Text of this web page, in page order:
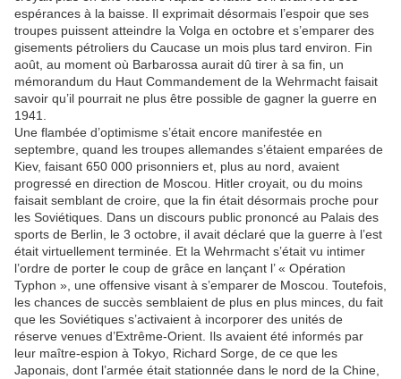
espérances à la baisse. Il exprimait désormais l’espoir que ses
troupes puissent atteindre la Volga en octobre et s’emparer des
gisements pétroliers du Caucase un mois plus tard environ. Fin
août, au moment où Barbarossa aurait dû tirer à sa fin, un
mémorandum du Haut Commandement de la Wehrmacht faisait
savoir qu’il pourrait ne plus être possible de gagner la guerre en
1941.
Une flambée d’optimisme s’était encore manifestée en
septembre, quand les troupes allemandes s’étaient emparées de
Kiev, faisant 650 000 prisonniers et, plus au nord, avaient
progressé en direction de Moscou. Hitler croyait, ou du moins
faisait semblant de croire, que la fin était désormais proche pour
les Soviétiques. Dans un discours public prononcé au Palais des
sports de Berlin, le 3 octobre, il avait déclaré que la guerre à l’est
était virtuellement terminée. Et la Wehrmacht s’était vu intimer
l’ordre de porter le coup de grâce en lançant l’ « Opération
Typhon », une offensive visant à s’emparer de Moscou. Toutefois,
les chances de succès semblaient de plus en plus minces, du fait
que les Soviétiques s’activaient à incorporer des unités de
réserve venues d’Extrême-Orient. Ils avaient été informés par
leur maître-espion à Tokyo, Richard Sorge, de ce que les
Japonais, dont l’armée était stationnée dans le nord de la Chine,